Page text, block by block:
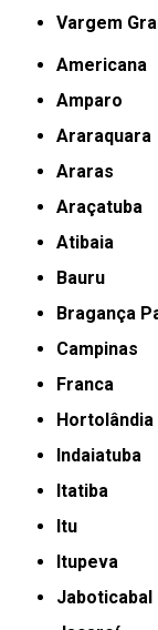
Vargem
Americana
Amparo
Araraquara
Araras
Araçatuba
Atibaia
Bauru
Bragança
Campinas
Franca
Hortolândia
Indaiatuba
Itatiba
Itu
Itupeva
Jaboticabal